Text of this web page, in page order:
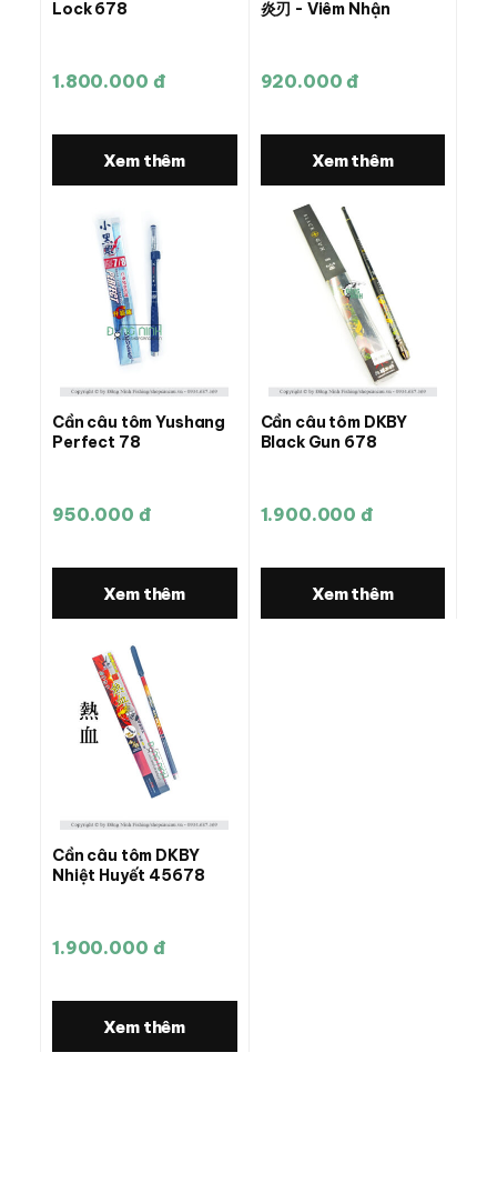
Lock 678
1.800.000 đ
Xem thêm
炎刃 - Viêm Nhận
920.000 đ
Xem thêm
Cần câu tôm Yushang
Perfect 78
950.000 đ
Xem thêm
Cần câu tôm DKBY
Black Gun 678
1.900.000 đ
Xem thêm
Cần câu tôm DKBY
Nhiệt Huyết 45678
1.900.000 đ
Xem thêm